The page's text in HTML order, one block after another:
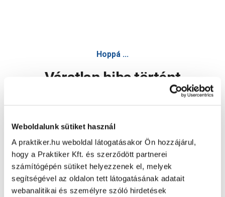
Weboldalunk sütiket használ
A praktiker.hu weboldal látogatásakor Ön hozzájárul,
hogy a Praktiker Kft. és szerződött partnerei
számítógépén sütiket helyezzenek el, melyek
segítségével az oldalon tett látogatásának adatait
webanalitikai és személyre szóló hirdetések
Hoppá ...
Váratlan hiba történt
Oldal újratöltése